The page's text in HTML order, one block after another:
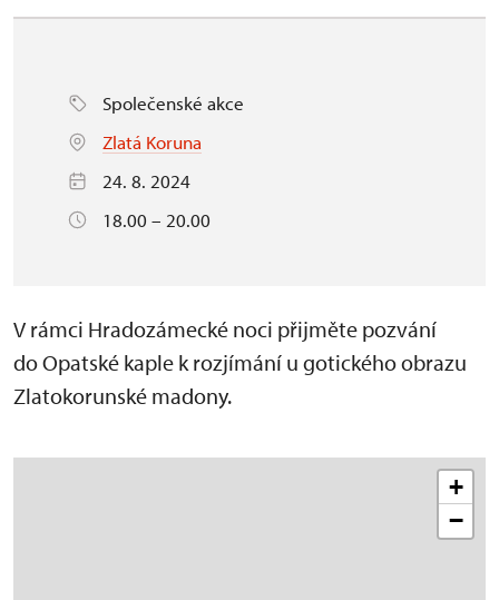
Společenské akce
Zlatá Koruna
24. 8. 2024
18.00 – 20.00
V rámci Hradozámecké noci přijměte pozvání
do Opatské kaple k rozjímání u gotického obrazu
Zlatokorunské madony.
+
−